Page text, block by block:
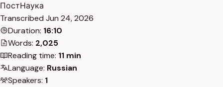
ПостНаука
Transcribed Jun 24, 2026
Duration: 16:10
Words: 2,025
Reading time: 11 min
Language: Russian
Speakers: 1